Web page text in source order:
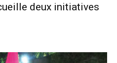
deux initiatives